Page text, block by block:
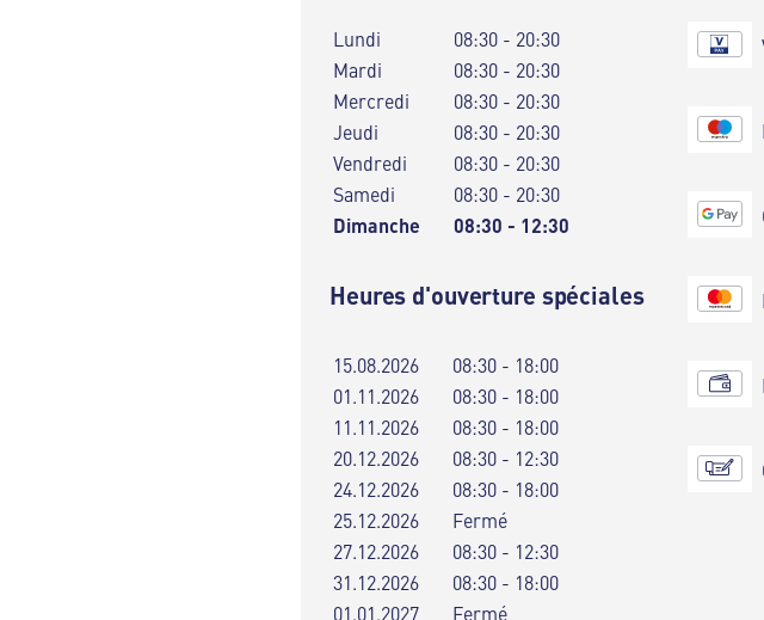
Lundi
08:30 - 20:30
Mardi
08:30 - 20:30
Mercredi
08:30 - 20:30
Jeudi
08:30 - 20:30
Vendredi
08:30 - 20:30
Samedi
08:30 - 20:30
Dimanche 08:30 - 12:30
Heures d'ouverture spéciales
15.08.2026
08:30 - 18:00
01.11.2026
08:30 - 18:00
11.11.2026
08:30 - 18:00
20.12.2026
08:30 - 12:30
24.12.2026
08:30 - 18:00
25.12.2026
Fermé
27.12.2026
08:30 - 12:30
31.12.2026
08:30 - 18:00
01.01.2027
Fermé